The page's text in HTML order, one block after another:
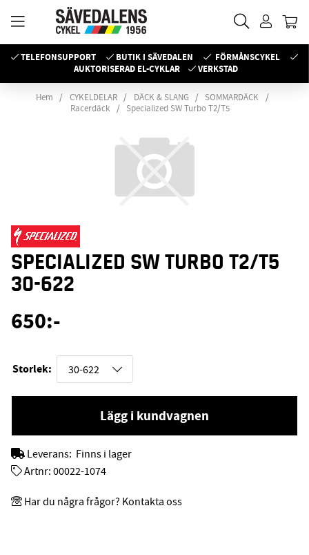
TELEFONSUPPORT BUTIK I SÄVEDALEN
FÖRMÅNSCYKEL
AUKTORISERAD EL-CYKLAR
VERKSTAD
Hem CYKELDELAR DÄCK & SLANG
SOMMARDÄCK
Racerdäck
Specialized SW Turbo T2/T5
SPECIALIZED SW TURBO T2/T5
30-622
650:-
Storlek:
Lägg i kundvagnen
Leverans: Finns i lager
Artnr: 00022-1074
Har du några frågor? Kontakta oss